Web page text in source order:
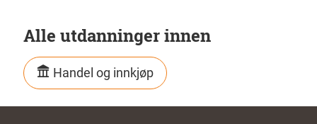
Alle utdanninger innen
Handel og innkjøp